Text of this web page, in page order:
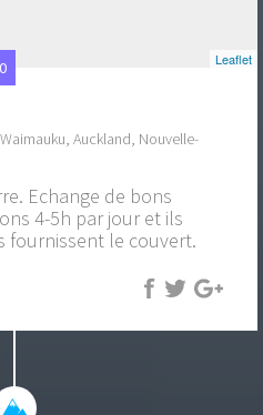
Leaflet
Waimauku, Auckland, Nouvelle-
Echange de bons
4-5h par jour et ils
fournissent le couvert.